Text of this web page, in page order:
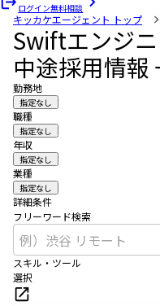
ログイン無料相談
キッカケエージェント トップ
Swiftエンジ
中途採用情報
勤務地
指定なし
職種
指定なし
年収
指定なし
業種
指定なし
詳細条件
フリーワード検索
スキル・ツール
選択